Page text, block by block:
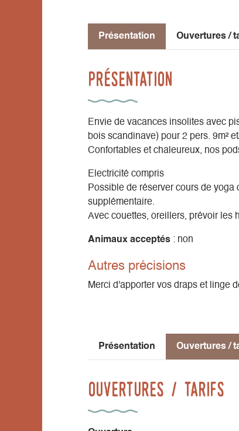
Présentation Ouvertures /
Présentation
Envie de vacances insolites avec
bois scandinave) pour 2 pers. 9m²
Confortables et chaleureux, nos
Electricité compris
Possible de réserver cours de
supplémentaire.
Avec couettes, oreillers, prévoir les
Animaux acceptés : non
Autres précisions
Merci d'apporter vos draps et linge
Présentation Ouvertures /
Ouvertures / tarifs